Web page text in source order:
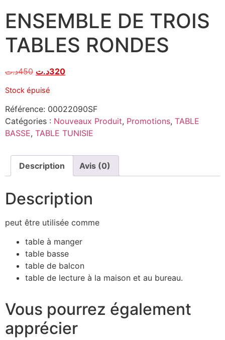
ENSEMBLE DE TROIS
TABLES RONDES
450د.ت 320د.ت
Stock épuisé
Référence: 00022090SF
Catégories : Nouveaux Produit, Promotions, TABLE
BASSE, TABLE TUNISIE
Description Avis (0)
Description
peut être utilisée comme
table à manger
table basse
table de balcon
table de lecture à la maison et au bureau.
Vous pourrez également
apprécier